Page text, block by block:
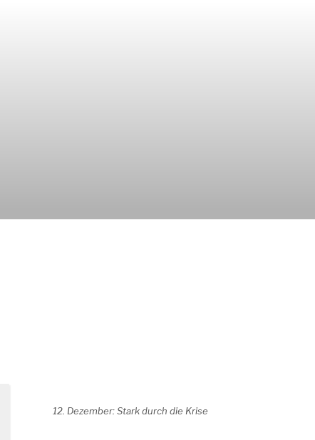
12. Dezember: Stark durch die Krise